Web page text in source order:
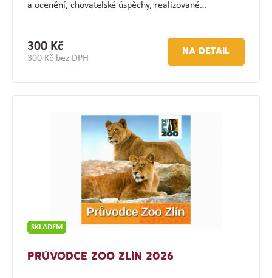
a ocenění, chovatelské úspěchy, realizované…
300 Kč
300 Kč bez DPH
NA DETAIL
SKLADEM
PRŮVODCE ZOO ZLÍN 2026